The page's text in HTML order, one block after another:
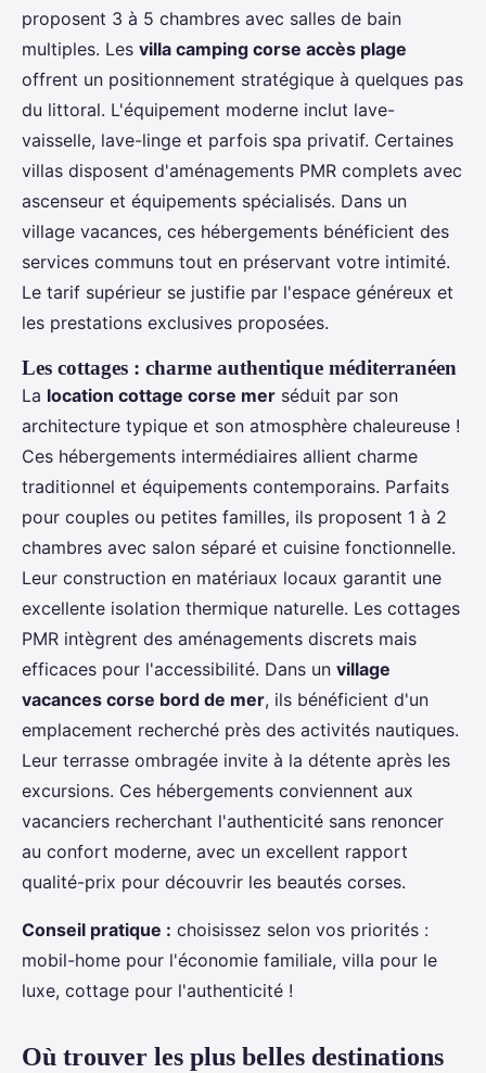
proposent 3 à 5 chambres avec salles de bain
multiples. Les villa camping corse accès plage
offrent un positionnement stratégique à quelques pas
du littoral. L'équipement moderne inclut lave-
vaisselle, lave-linge et parfois spa privatif. Certaines
villas disposent d'aménagements PMR complets avec
ascenseur et équipements spécialisés. Dans un
village vacances, ces hébergements bénéficient des
services communs tout en préservant votre intimité.
Le tarif supérieur se justifie par l'espace généreux et
les prestations exclusives proposées.
Les cottages : charme authentique méditerranéen
La location cottage corse mer séduit par son
architecture typique et son atmosphère chaleureuse !
Ces hébergements intermédiaires allient charme
traditionnel et équipements contemporains. Parfaits
pour couples ou petites familles, ils proposent 1 à 2
chambres avec salon séparé et cuisine fonctionnelle.
Leur construction en matériaux locaux garantit une
excellente isolation thermique naturelle. Les cottages
PMR intègrent des aménagements discrets mais
efficaces pour l'accessibilité. Dans un village
vacances corse bord de mer, ils bénéficient d'un
emplacement recherché près des activités nautiques.
Leur terrasse ombragée invite à la détente après les
excursions. Ces hébergements conviennent aux
vacanciers recherchant l'authenticité sans renoncer
au confort moderne, avec un excellent rapport
qualité-prix pour découvrir les beautés corses.
Conseil pratique : choisissez selon vos priorités :
mobil-home pour l'économie familiale, villa pour le
luxe, cottage pour l'authenticité !
Où trouver les plus belles destinations